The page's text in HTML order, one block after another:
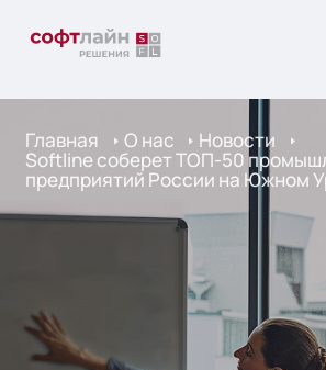
Главная О нас Новости
Softline соберет ТОП-50
предприятий России на Южном